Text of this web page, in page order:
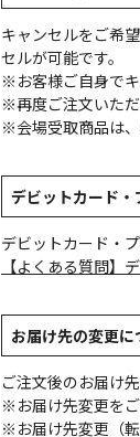
キャンセルをご希
セルが可能です。
※お客様ご自身でキ
※再度ご注文いた
※会場受取商品は
デビットカード
デビットカード・
【よくある質問】
お届け先の変更に
ご注文後のお届け
※お届け先変更を
※お届け先変更（